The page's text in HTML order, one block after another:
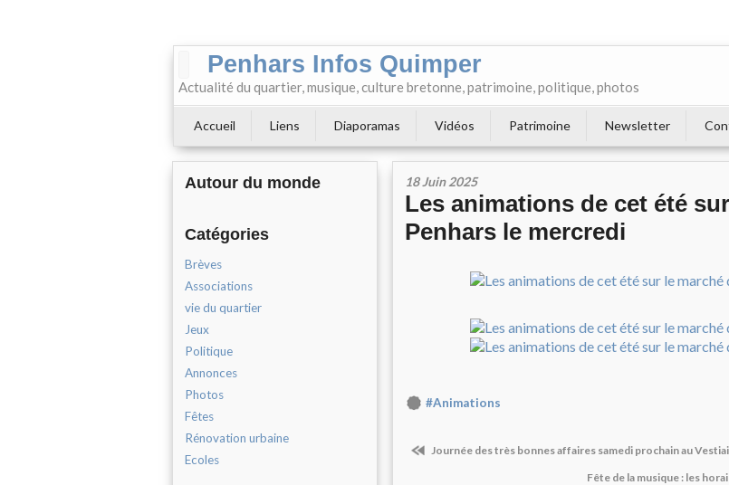
Penhars Infos Quimper
Actualité du quartier, musique, culture bretonne, patrimoine, politique, photos
Accueil Liens Diaporamas Vidéos Patrimoine Newsletter
Autour du monde
Catégories
Brèves
Associations
vie du quartier
Jeux
Politique
Annonces
Photos
Fêtes
Rénovation urbaine
Ecoles
18 Juin 2025
Les animations de cet été
Penhars le mercredi
#Animations
Journée des très bonnes affaires samedi prochain au
Fête de la musique : les